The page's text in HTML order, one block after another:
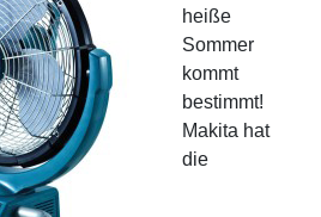
heiße
Sommer
kommt
bestimmt!
Makita hat
die